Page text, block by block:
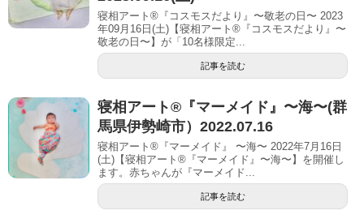
寝相アート®『コスモスだより』〜敬老の日〜 2023
年09月16日(土)【寝相アート®︎『コスモスだより』〜
敬老の日〜】が「10名様限定...
記事を読む
寝相アート®︎『マーメイド』〜海〜(群
馬県伊勢崎市）2022.07.16
寝相アート®『マーメイド』 〜海〜 2022年7月16日
(土)【寝相アート®︎『マーメイド』〜海〜】を開催し
ます。赤ちゃんが『マーメイド...
記事を読む